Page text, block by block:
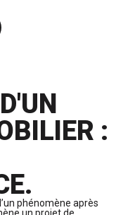
:
phénomène après